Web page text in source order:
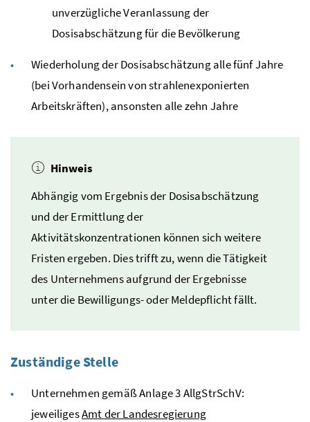
unverzügliche Veranlassung der
Dosisabschätzung für die Bevölkerung
Wiederholung der Dosisabschätzung alle fünf Jahre
(bei Vorhandensein von strahlenexponierten
Arbeitskräften), ansonsten alle zehn Jahre
Hinweis
Abhängig vom Ergebnis der Dosisabschätzung
und der Ermittlung der
Aktivitätskonzentrationen können sich weitere
Fristen ergeben. Dies trifft zu, wenn die Tätigkeit
des Unternehmens aufgrund der Ergebnisse
unter die Bewilligungs- oder Meldepflicht fällt.
Zuständige Stelle
Unternehmen gemäß Anlage 3AllgStrSchV:
jeweiligesAmt der Landesregierung